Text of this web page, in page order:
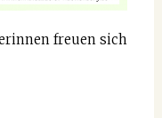
freuen sich